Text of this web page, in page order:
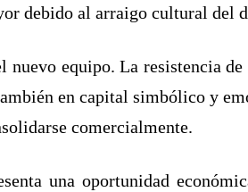
debido al arraigo cultural del
equipo. La resistencia
en capital simbólico y
comercialmente.
una oportunidad